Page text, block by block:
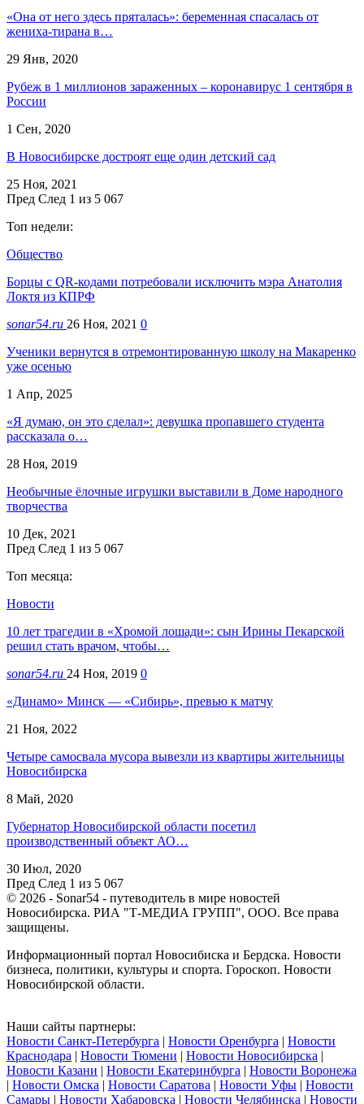
«Она от него здесь пряталась»: беременная спасалась от
жениха-тирана в…
29 Янв, 2020
Рубеж в 1 миллионов зараженных – коронавирус 1 сентября в
России
1 Сен, 2020
В Новосибирске достроят еще один детский сад
25 Ноя, 2021
Пред След 1 из 5 067
Топ недели:
Общество
Борцы с QR-кодами потребовали исключить мэра Анатолия
Локтя из КПРФ
sonar54.ru 26 Ноя, 2021 0
Ученики вернутся в отремонтированную школу на Макаренко
уже осенью
1 Апр, 2025
«Я думаю, он это сделал»: девушка пропавшего студента
рассказала о…
28 Ноя, 2019
Необычные ёлочные игрушки выставили в Доме народного
творчества
10 Дек, 2021
Пред След 1 из 5 067
Топ месяца:
Новости
10 лет трагедии в «Хромой лошади»: сын Ирины Пекарской
решил стать врачом, чтобы…
sonar54.ru 24 Ноя, 2019 0
«Динамо» Минск — «Сибирь», превью к матчу
21 Ноя, 2022
Четыре самосвала мусора вывезли из квартиры жительницы
Новосибирска
8 Май, 2020
Губернатор Новосибирской области посетил
производственный объект АО…
30 Июл, 2020
Пред След 1 из 5 067
© 2026 - Sonar54 - путеводитель в мире новостей
Новосибирска. РИА "Т-МЕДИА ГРУПП", ООО. Все права
защищены.
Информационный портал Новосибиска и Бердска. Новости
бизнеса, политики, культуры и спорта. Гороскоп. Новости
Новосибирской области.
Наши сайты партнеры:
Новости Санкт-Петербурга | Новости Оренбурга | Новости
Краснодара | Новости Тюмени | Новости Новосибирска |
Новости Казани | Новости Екатеринбурга | Новости Воронежа
| Новости Омска | Новости Саратова | Новости Уфы | Новости
Самары | Новости Хабаровска | Новости Челябинска | Новости